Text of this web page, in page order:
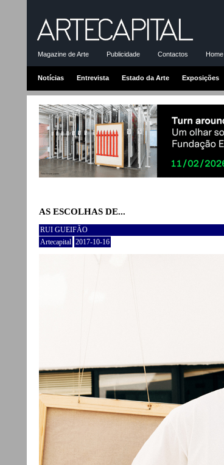
Magazine de Arte Publicidade Contactos Home
Notícias Entrevista Estado da Arte Exposições
AS ESCOLHAS DE...
RUI GUEIFÃO
Artecapital 2017-10-16